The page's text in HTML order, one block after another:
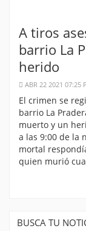
A tiros
barrio La
herido
ABR 22 2021 07:25
El crimen se
barrio La
muerto y un
a las 9:00 de la
mortal
quien murió
BUSCA TU